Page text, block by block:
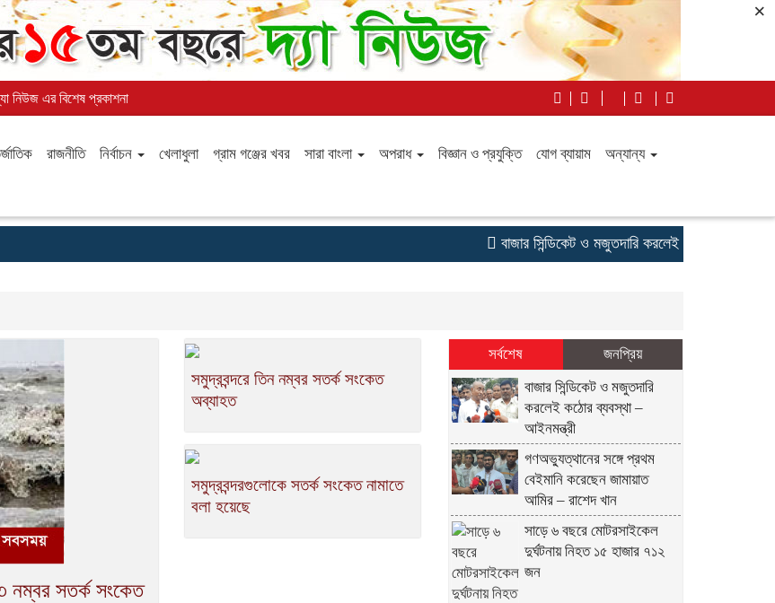
×
নিউজ এর বিশেষ প্রকাশনা
রাজনীতি নির্বাচন খেলাধুলা গ্রাম গঞ্জের খবর সারা বাংলা অপরাধ বিজ্ঞান ও প্রযুক্তি যোগ ব্যায়াম
অন্যান্য
বাজার সিন্ডিকেট ও মজুতদারি করলেই কঠোর ব্যবস্থা –
নম্বর সতর্ক সংকেত
সমুদ্রবন্দরে তিন নম্বর সতর্ক সংকেত
অব্যাহত
সমুদ্রবন্দরগুলোকে সতর্ক সংকেত নামাতে
বলা হয়েছে
সর্বশেষ
জনপ্রিয়
বাজার সিন্ডিকেট ও মজুতদারি
করলেই কঠোর ব্যবস্থা –
আইনমন্ত্রী
গণঅভ্যুত্থানের সঙ্গে প্রথম
বেইমানি করেছেন জামায়াত
আমির – রাশেদ খান
সাড়ে ৬ বছরে মোটরসাইকেল
দুর্ঘটনায় নিহত ১৫ হাজার ৭১২
জন